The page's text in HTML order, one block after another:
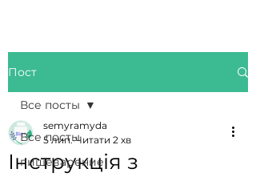
Пост
Все посты
пищеварение
Все посты
Інструкція з
semyramyda
5 лип. Читати 2 хв